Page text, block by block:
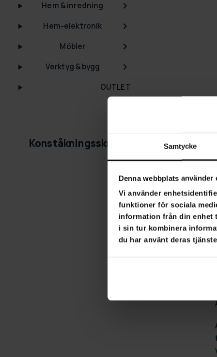
Samtycke
Denna webbplats använder
Vi använder
funktioner för sociala
information från din enhet
i sin tur kombinera
du har använt deras
Hem & inredning
Hem-elektronik
Möbler
Verktyg & bygg
OUTLET
Konståkningsskridskor